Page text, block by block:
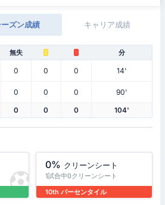
ーズン成績 キャリア成績
無失 分
0 0 0
14'
0 0 0 90'
0 0 0 104'
0% クリーンシート
1試合中0クリーンシート
10th パーセンタイル